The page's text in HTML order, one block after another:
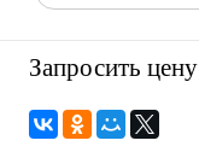
Запросить цену